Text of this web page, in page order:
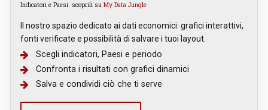
Indicatori e Paesi: scoprili su My Data Jungle
Il nostro spazio dedicato ai dati economici: grafici interattivi,
fonti verificate e possibilità di salvare i tuoi layout.
Scegli indicatori, Paesi e periodo
Confronta i risultati con grafici dinamici
Salva e condividi ciò che ti serve